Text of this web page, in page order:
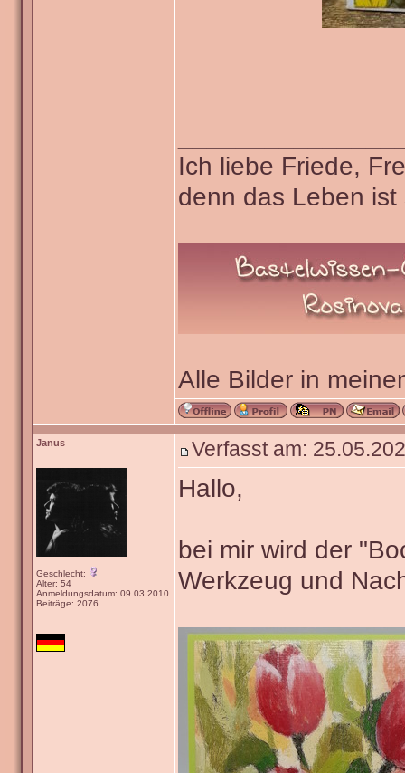
Ich liebe Friede,
denn das Leben
Alle Bilder in
Janus
Geschlecht:
Alter: 54
Anmeldungsdatum: 09.03.2010
Beiträge: 2076
Verfasst am:
Hallo,
bei mir wird der
Werkzeug und